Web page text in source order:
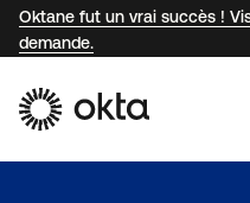
Oktane fut un vrai succès !
demande.